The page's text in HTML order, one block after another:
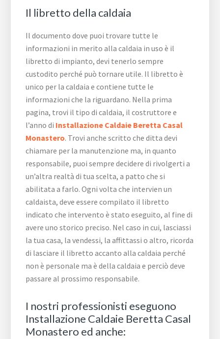
Il libretto della caldaia
Il documento dove puoi trovare tutte le
informazioni in merito alla caldaia in uso è il
libretto di impianto, devi tenerlo sempre
custodito perché può tornare utile. Il libretto è
unico per la caldaia e contiene tutte le
informazioni che la riguardano. Nella prima
pagina, trovi il tipo di caldaia, il costruttore e
l’anno di Installazione Caldaie Beretta Casal
Monastero. Trovi anche scritto che ditta devi
chiamare per la manutenzione ma, in quanto
responsabile, puoi sempre decidere di rivolgerti a
un’altra realtà di tua scelta, a patto che si
abilitata a farlo. Ogni volta che intervien un
caldaista, deve essere compilato il libretto
indicato che intervento è stato eseguito, al fine di
avere uno storico preciso. Nel caso in cui, lasciassi
la tua casa, la vendessi, la affittassi o altro, ricorda
di lasciare il libretto accanto alla caldaia perché
non è personale ma è della caldaia e perciò deve
passare al prossimo responsabile.
I nostri professionisti eseguono
Installazione Caldaie Beretta Casal
Monastero ed anche: